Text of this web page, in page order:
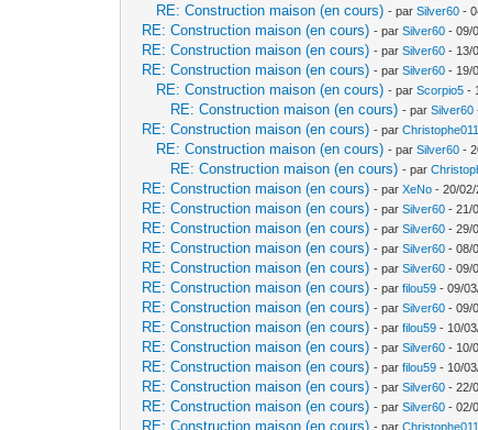
RE: Construction maison (en cours) - parSilver60 -
RE: Construction maison (en cours) - parSilver60 - 09/
RE: Construction maison (en cours) - parSilver60 - 13/
RE: Construction maison (en cours) - parSilver60 - 19/
RE: Construction maison (en cours) - parScorpio5 -
RE: Construction maison (en cours) - parSilver60
RE: Construction maison (en cours) - par
RE: Construction maison (en cours) - parSilver60 -
RE: Construction maison (en cours) - par
RE: Construction maison (en cours) - parXeNo - 20/02/
RE: Construction maison (en cours) - parSilver60 - 21/
RE: Construction maison (en cours) - parSilver60 - 29/
RE: Construction maison (en cours) - parSilver60 - 08/
RE: Construction maison (en cours) - parSilver60 - 09/
RE: Construction maison (en cours) - parfilou59 - 09/
RE: Construction maison (en cours) - parSilver60 - 09/
RE: Construction maison (en cours) - parfilou59 - 10/
RE: Construction maison (en cours) - parSilver60 - 10/
RE: Construction maison (en cours) - parfilou59 - 10/
RE: Construction maison (en cours) - parSilver60 - 22/
RE: Construction maison (en cours) - parSilver60 - 02/
RE: Construction maison (en cours) - par